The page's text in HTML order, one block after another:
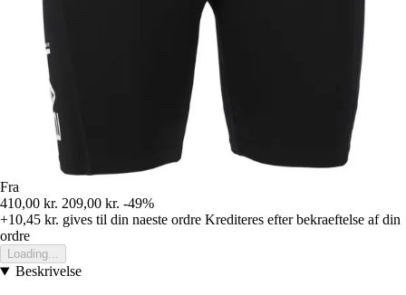
Fra
410,00 kr. 209,00 kr. -49%
+10,45 kr. gives til din naeste ordre Krediteres efter bekraeftelse af din
ordre
Loading...
Beskrivelse